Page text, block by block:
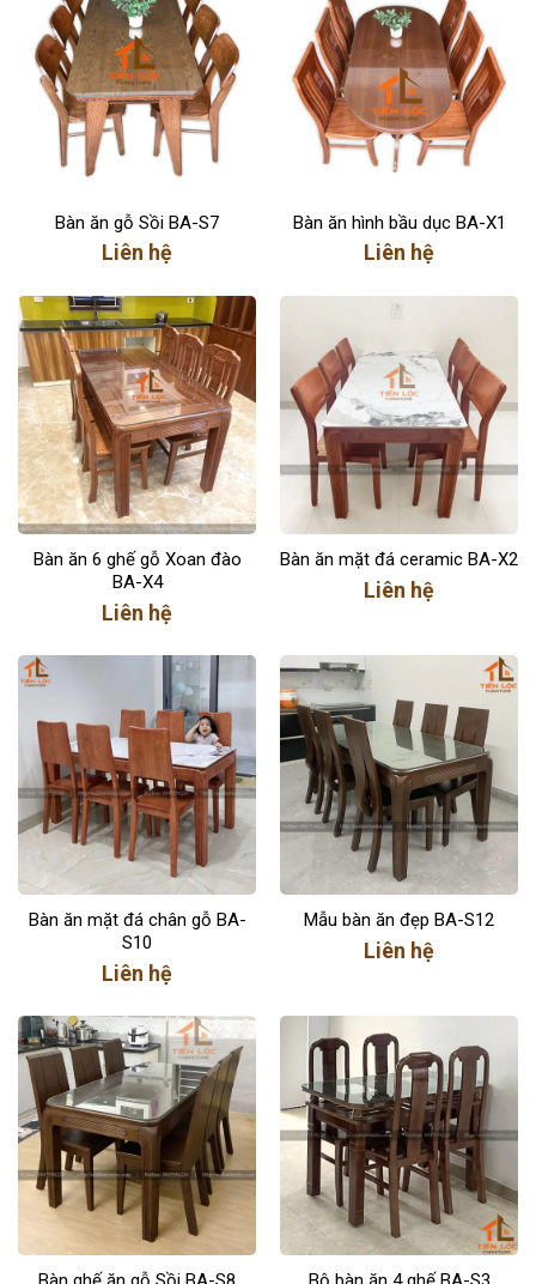
Bàn ăn gỗ Sồi BA-S7
Liên hệ
Bàn ăn hình bầu dục BA-X1
Liên hệ
Bàn ăn 6 ghế gỗ Xoan đào
BA-X4
Liên hệ
Bàn ăn mặt đá ceramic BA-X2
Liên hệ
Bàn ăn mặt đá chân gỗ BA-
S10
Liên hệ
Mẫu bàn ăn đẹp BA-S12
Liên hệ